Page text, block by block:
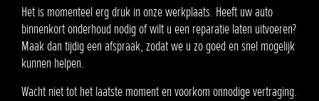
Zondag Gesloten
Auto Ruiter B.V.
Oosteinde 21
Het is momenteel erg druk in onze werkplaats. Heeft uw auto
binnenkort onderhoud nodig of wilt u een reparatie laten uitvoeren?
Maak dan tijdig een afspraak, zodat we u zo goed en snel mogelijk
kunnen helpen.
Wacht niet tot het laatste moment en voorkom onnodige vertraging.